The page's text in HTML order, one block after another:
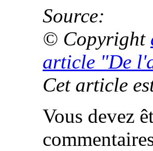
Source:
© Copyright
article "De
Cet article
Vous devez